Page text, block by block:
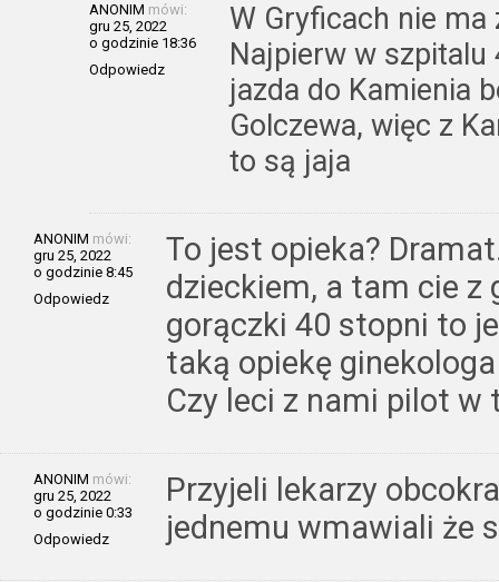
ANONIM mówi:
gru 25, 2022
o godzinie 18:36
Odpowiedz
W Gryficach nie
Najpierw w szpitalu
jazda do Kamienia
Golczewa, więc z
to są jaja
ANONIM mówi:
gru 25, 2022
o godzinie 8:45
Odpowiedz
To jest opieka?
dzieckiem, a tam cie z
gorączki 40 stopni to
taką opiekę
Czy leci z nami pilot w
ANONIM mówi:
gru 25, 2022
o godzinie 0:33
Odpowiedz
Przyjeli lekarzy
jednemu wmawiali że